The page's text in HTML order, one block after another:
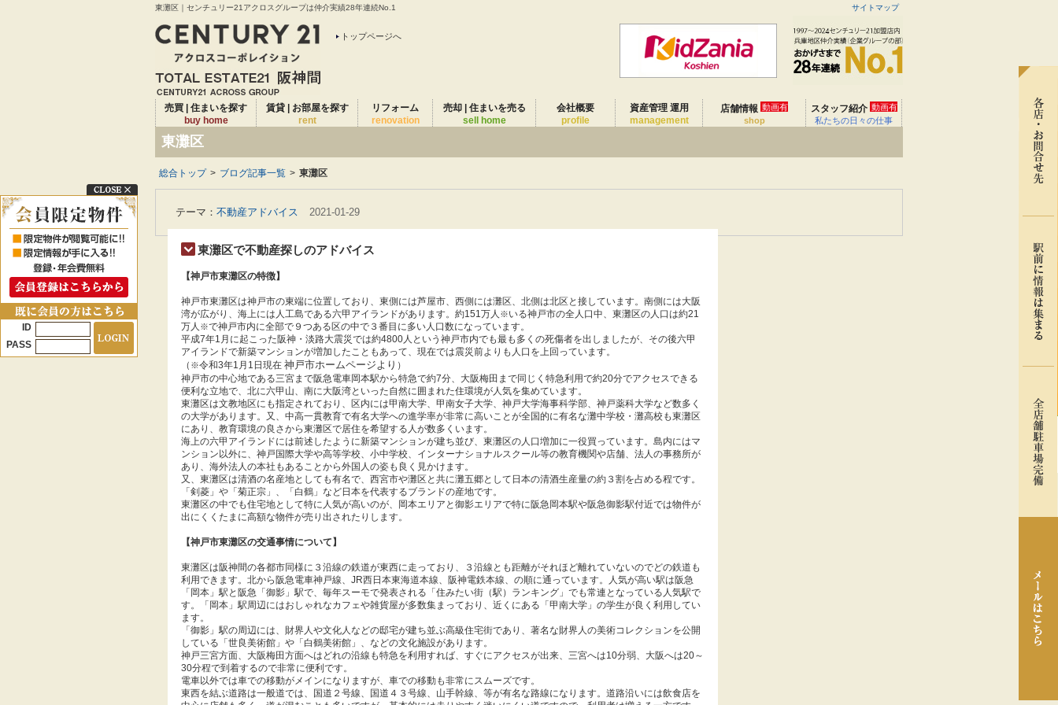
東灘区｜センチュリー21アクロスグループは仲介実績28年連続No.1 サイトマップ
トップページへ
売買 | 住まいを探す
buy home
賃貸 | お部屋を探す
rent
リフォーム
renovation
売却 | 住まいを売る
sell home
会社概要
profile
資産管理 運用
management
店舗情報 動画有
shop
スタッフ紹介 動画有
私たちの日々の仕事
東灘区
総合トップ > ブログ記事一覧 > 東灘区
テーマ： 不動産アドバイス 2021-01-29
東灘区で不動産探しのアドバイス
【神戸市東灘区の特徴】
神戸市東灘区は神戸市の東端に位置しており、東側には芦屋市、西側には灘区、北側は北区と接しています。南側には大阪
湾が広がり、海上には人工島である六甲アイランドがあります。約151万人 ※いる神戸市の全人口中、東灘区の人口は約21
万人 ※で神戸市内に全部で９つある区の中で３番目に多い人口数になっています。
平成7年1 月に起こった阪神・淡路大震災では約4800人という神戸市内でも最も多くの死傷者を出しましたが、その後六甲
アイランドで新築マンションが増加したこともあって、現在では震災前よりも人口を上回っています。
（ ※令和3年1 月 1 日現在 神 戸市ホームページより ）
神戸市の中心地である三宮まで阪急電車岡本駅から特急で約7分、大阪梅田まで同じく特急利用で約20分でアクセスできる
便利な立地で、北に六甲山、南に大阪湾といった自然に囲まれた住環境が人気を集めています。
東灘区は文教地区にも指定されており、区内には甲南大学、甲南女子大学、神戸大学海事科学部、神戸薬科大学など数多く
の大学があります。又、中高一貫教育で有名大学への進学率が非常に高いことが全国的に有名な灘中学校・灘高校も東灘区
にあり、教育環境の良さから東灘区で居住を希望する人が数多くいます。
海上の六甲アイランドには前述したように新築マンションが建ち並び、東灘区の人口増加に一役買っています。島内にはマ
ンション以外に、神戸国際大学や高等学校、小中学校、インターナショナルスクール等の教育機関や店舗、法人の事務所が
あり、海外法人の本社もあることから外国人の姿も良く見かけます。
又、東灘区は清酒の名産地としても有名で、西宮市や灘区と共に灘五郷として日本の清酒生産量の約３割を占める程です。
「剣菱」や「菊正宗」、「白鶴」など日本を代表するブランドの産地です。
東灘区の中でも住宅地として特に人気が高いのが、岡本エリアと御影エリアで特に阪急岡本駅や阪急御影駅付近では物件が
出にくくたまに高額な物件が売り出されたりします。
【神戸市東灘区の交通事情について】
東灘区は阪神間の各都市同様に３沿線の鉄道が東西に走っており、３沿線とも距離がそれほど離れていないのでどの鉄道も
利用できます。北から阪急電車神戸線、 JR西日本東海道本線、阪神電鉄本線、の順に通っています。人気が高い駅は阪急
「岡本」駅と阪急「御影」駅で、毎年スーモで発表される「住みたい街（駅）ランキング」でも常連となっている人気駅で
す。「岡本」駅周辺にはおしゃれなカフェや雑貨屋が多数集まっており、近くにある「甲南大学」の学生が良く利用してい
ます。
「御影」駅の周辺には、財界人や文化人などの邸宅が建ち並ぶ高級住宅街であり、著名な財界人の美術コレクションを公開
している「世良美術館」や「白鶴美術館」、などの文化施設があります。
神戸三宮方面、大阪梅田方面へはどれの沿線も特急を利用すれば、すぐにアクセスが出来、三宮へは10分弱、大阪へは20～
30分程で到着するので非常に便利です。
電車以外では車での移動がメインになりますが、車での移動も非常にスムーズです。
東西を結ぶ道路は一般道では、国道２号線、国道４３号線、山手幹線、等が有名な路線になります。道路沿いには飲食店を
ID
PASS